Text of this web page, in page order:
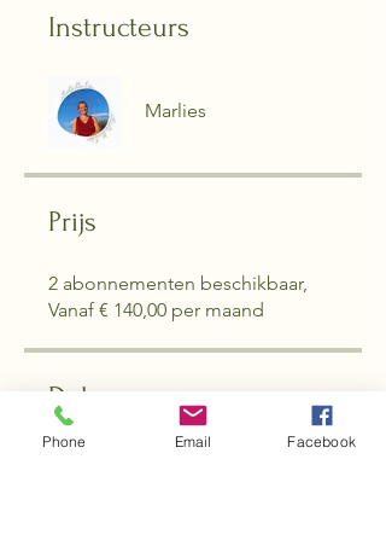
Instructeurs
Marlies
Prijs
2 abonnementen beschikbaar,
Vanaf € 140,00 per maand
Delen
Phone Email Facebook